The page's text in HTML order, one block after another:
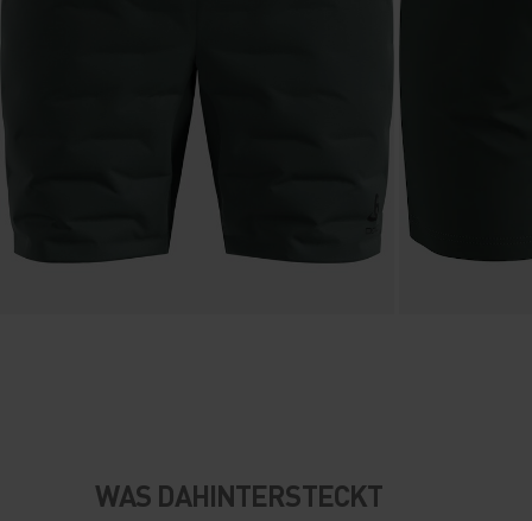
WAS DAHINTERSTECKT